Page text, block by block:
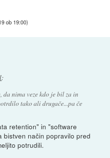
ob 19:00)
:
nima veze kdo je bil za in
tako ali drugače...pa če
retention" in "software
bistven način popravilo pred
potrudili.